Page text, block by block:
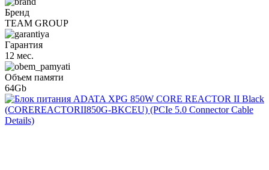
Бренд
TEAM GROUP
Гарантия
12 мес.
Объем памяти
64Gb